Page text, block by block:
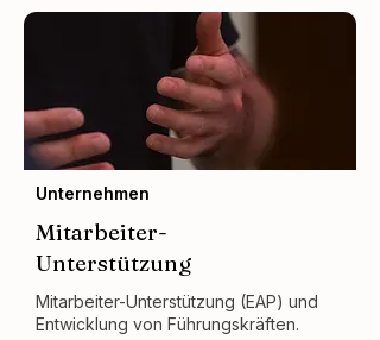
Unternehmen
Mitarbeiter-
Unterstützung
Mitarbeiter-Unterstützung (EAP) und
Entwicklung von Führungskräften.